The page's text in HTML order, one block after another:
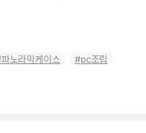
파노라믹케이스
pc조립